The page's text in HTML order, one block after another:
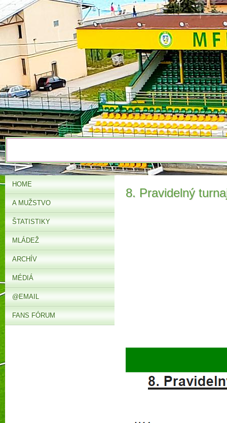
8. Pravidelný
HOME
A MUŽSTVO
ŠTATISTIKY
MLÁDEŽ
ARCHÍV
MÉDIÁ
@EMAIL
FANS FÓRUM